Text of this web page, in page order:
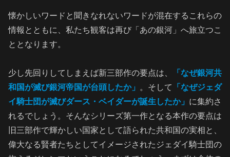
懐かしいワードと聞きなれないワードが混在するこれらの
情報とともに、私たち観客は再び「あの銀河」へ旅立つこ
ととなります。
少し先回りしてしまえば新三部作の要点は、
「なぜ銀河共
和国が滅び銀河帝国が台頭したか」 。そして
「なぜジェダ
イ騎士団が滅びダース・ベイダーが誕生したか」 に集約さ
れるでしょう。そんなシリーズ第一作となる本作の要点は
旧三部作で輝かしい国家として語られた共和国の実相と、
偉大なる賢者たちとしてイメージされたジェダイ騎士団の